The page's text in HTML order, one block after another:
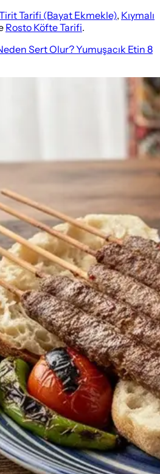
Tarifi (Bayat Ekmekle), Kıymalı
Rosto Köfte Tarifi.
Sert Olur? Yumuşacık Etin 8